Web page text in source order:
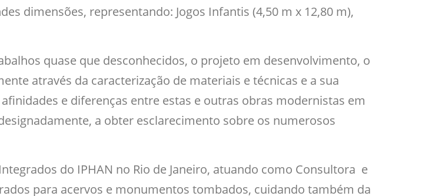
dimensões, representando: Jogos Infantis (4,50 m x 12,80 m),
quase que desconhecidos, o projeto em desenvolvimento, o
através da caracterização de materiais e técnicas e a sua
e diferenças entre estas e outras obras modernistas em
a obter esclarecimento sobre os numerosos
do IPHAN no Rio de Janeiro, atuando como Consultora e
para acervos e monumentos tombados, cuidando também da